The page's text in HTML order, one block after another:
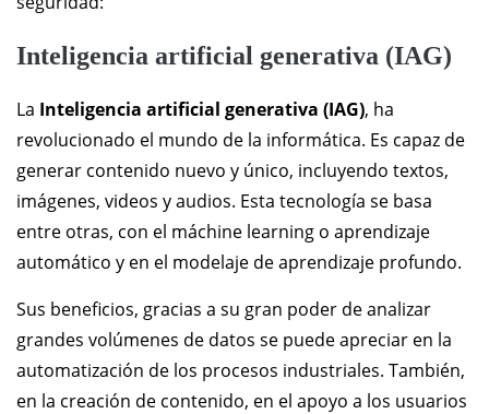
Inteligencia artificial generativa (IAG)
La Inteligencia artificial generativa (IAG), ha
revolucionado el mundo de la informática. Es capaz de
generar contenido nuevo y único, incluyendo textos,
imágenes, videos y audios. Esta tecnología se basa
entre otras, con el máchine learning o aprendizaje
automático y en el modelaje de aprendizaje profundo.
Sus beneficios, gracias a su gran poder de analizar
grandes volúmenes de datos se puede apreciar en la
automatización de los procesos industriales. También,
en la creación de contenido, en el apoyo a los usuarios